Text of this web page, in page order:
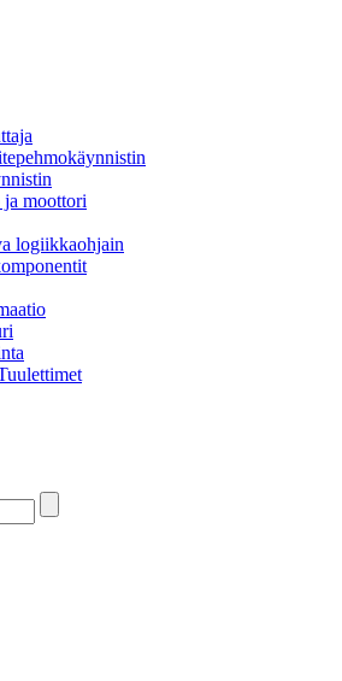
ja moottori
logiikkaohjain